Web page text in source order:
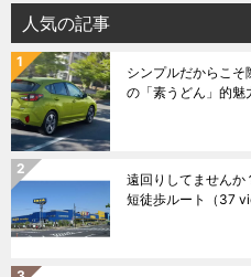
人気の記事
シンプルだからこ
の「素うどん」的魅
遠回りしてませんか
短徒歩ルート
（37